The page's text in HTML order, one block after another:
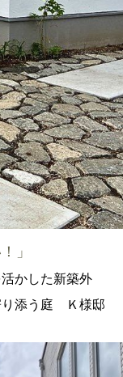
」
かした新築外
り添う庭 Ｋ様邸